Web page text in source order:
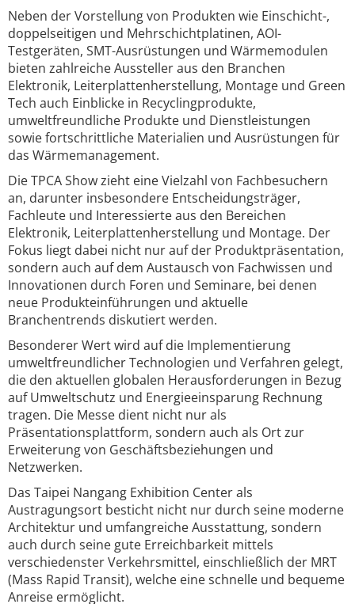
Neben der Vorstellung von Produkten wie Einschicht-,
doppelseitigen und Mehrschichtplatinen, AOI-
Testgeräten, SMT-Ausrüstungen und Wärmemodulen
bieten zahlreiche Aussteller aus den Branchen
Elektronik, Leiterplattenherstellung, Montage und Green
Tech auch Einblicke in Recyclingprodukte,
umweltfreundliche Produkte und Dienstleistungen
sowie fortschrittliche Materialien und Ausrüstungen für
das Wärmemanagement.
Die TPCA Show zieht eine Vielzahl von Fachbesuchern
an, darunter insbesondere Entscheidungsträger,
Fachleute und Interessierte aus den Bereichen
Elektronik, Leiterplattenherstellung und Montage. Der
Fokus liegt dabei nicht nur auf der Produktpräsentation,
sondern auch auf dem Austausch von Fachwissen und
Innovationen durch Foren und Seminare, bei denen
neue Produkteinführungen und aktuelle
Branchentrends diskutiert werden.
Besonderer Wert wird auf die Implementierung
umweltfreundlicher Technologien und Verfahren gelegt,
die den aktuellen globalen Herausforderungen in Bezug
auf Umweltschutz und Energieeinsparung Rechnung
tragen. Die Messe dient nicht nur als
Präsentationsplattform, sondern auch als Ort zur
Erweiterung von Geschäftsbeziehungen und
Netzwerken.
Das Taipei Nangang Exhibition Center als
Austragungsort besticht nicht nur durch seine moderne
Architektur und umfangreiche Ausstattung, sondern
auch durch seine gute Erreichbarkeit mittels
verschiedenster Verkehrsmittel, einschließlich der MRT
(Mass Rapid Transit), welche eine schnelle und bequeme
Anreise ermöglicht.